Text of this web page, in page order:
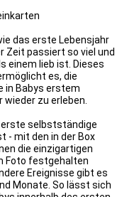
das erste Lebensjahr
Zeit passiert so viel und
einem lieb ist. Dieses
es, die
in Babys erstem
zu erleben.
erste selbstständige
- mit den in der Box
die einzigartigen
Foto festgehalten
Ereignisse gibt es
Monate. So lässt sich